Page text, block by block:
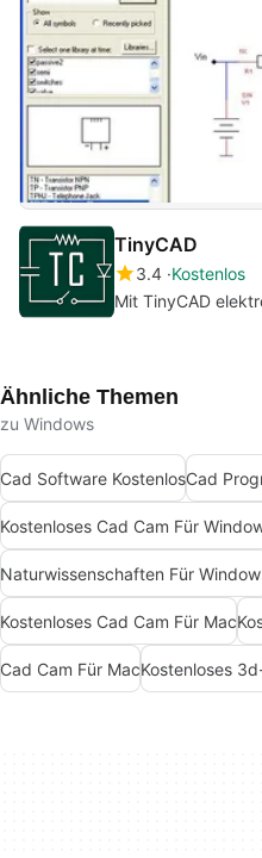
TinyCAD
3.4 Kostenlos
Mit TinyCAD
Ähnliche Themen
zu Windows
Cad Software KostenlosCad
Kostenloses Cad Cam Für
Naturwissenschaften Für
Kostenloses Cad Cam Für Mac
Cad Cam Für MacKostenloses